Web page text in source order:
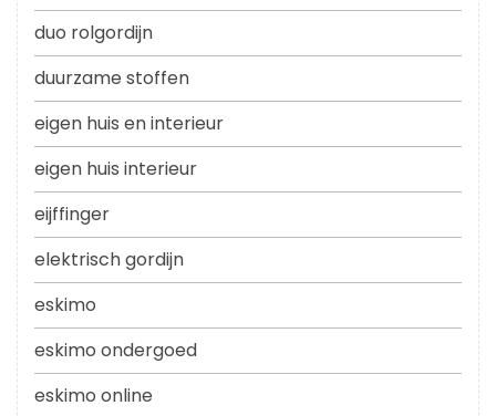
duo rolgordijn
duurzame stoffen
eigen huis en interieur
eigen huis interieur
eijffinger
elektrisch gordijn
eskimo
eskimo ondergoed
eskimo online